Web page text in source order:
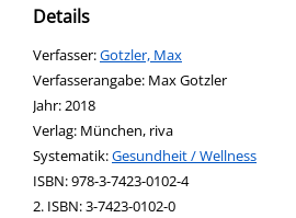
Details
Verfasser:Suche nach diesem Verfasser
Gotzler, Max
Verfasserangabe: Max Gotzler
Jahr:2018
Verlag: München, riva
opens in new tab
Diesen Link in neuem Tab öffnen
Systematik:Suche nach dieser Systematik
Gesundheit / Wellness
Suche nach diesem Interessenskreis
ISBN:978-3-7423-0102-4
2. ISBN:3-7423-0102-0